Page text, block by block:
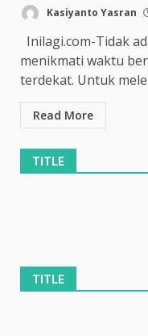
Kasiyanto Yasran
Inilagi.com-Tidak
menikmati waktu
terdekat. Untuk
Read More
TITLE
TITLE